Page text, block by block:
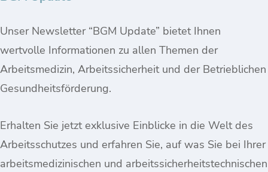
Unser Newsletter “BGM Update” bietet Ihnen
wertvolle Informationen zu allen Themen der
Arbeitsmedizin, Arbeitssicherheit und der Betrieblichen
Gesundheitsförderung.
Erhalten Sie jetzt exklusive Einblicke in die Welt des
Arbeitsschutzes und erfahren Sie, auf was Sie bei Ihrer
arbeitsmedizinischen und arbeitssicherheitstechnischen